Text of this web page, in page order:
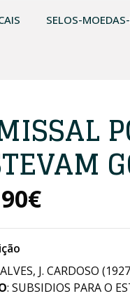
SELOS-
J. CARDOSO
: SUBSIDIOS PARA O